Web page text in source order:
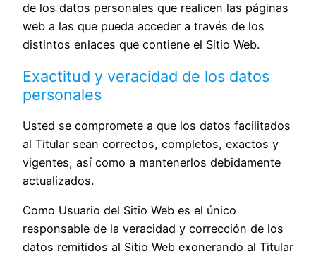
de los datos personales que realicen las páginas
web a las que pueda acceder a través de los
distintos enlaces que contiene el Sitio Web.
Exactitud y veracidad de los datos
personales
Usted se compromete a que los datos facilitados
al Titular sean correctos, completos, exactos y
vigentes, así como a mantenerlos debidamente
actualizados.
Como Usuario del Sitio Web es el único
responsable de la veracidad y corrección de los
datos remitidos al Sitio Web exonerando al Titular